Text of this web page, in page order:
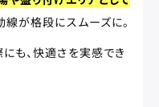
線が格段にスムーズに。
も、快適さを実感でき